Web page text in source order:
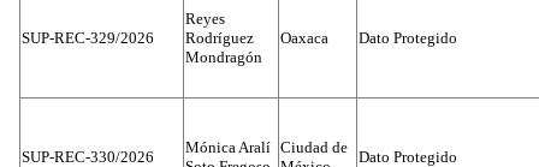
SUP-REC-329/2026
Reyes
Rodríguez
Mondragón
Oaxaca Dato Protegido
SUP-REC-330/2026
Mónica Aralí Ciudad de
Dato Protegido